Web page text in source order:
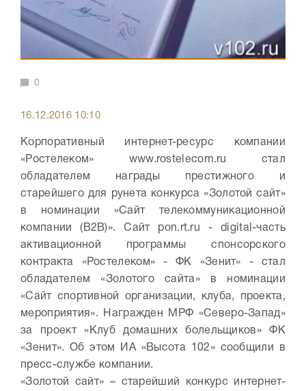
0
16.12.2016 10:10
Корпоративный интернет-ресурс компании
«Ростелеком» www.rostelecom.ru стал
обладателем награды престижного и
старейшего для рунета конкурса «Золотой сайт»
в номинации «Сайт телекоммуникационной
компании (B2B)». Сайт pon.rt.ru - digital-часть
активационной программы спонсорского
контракта «Ростелеком» - ФК «Зенит» - стал
обладателем «Золотого сайта» в номинации
«Сайт спортивной организации, клуба, проекта,
мероприятия». Награжден МРФ «Северо-Запад»
за проект «Клуб домашних болельщиков» ФК
«Зенит». Об этом ИА «Высота 102» сообщили в
пресс-службе компании.
«Золотой сайт» – старейший конкурс интернет-